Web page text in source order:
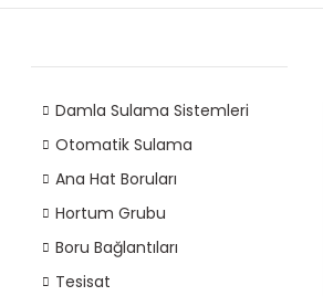
Damla Sulama Sistemleri
Otomatik Sulama
Ana Hat Boruları
Hortum Grubu
Boru Bağlantıları
Tesisat